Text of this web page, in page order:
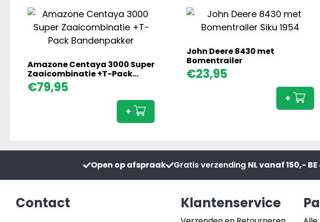
Amazone Centaya 3000 Super
Zaaicombinatie +T-Pack
Bandenpakker
€79,95
Super
+T-
Pack
Bandenpakker
+
John Deere 8430 met
Bomentrailer
€23,95
+
Open op afspraak Gratis verzending NL vanaf 150,-
Contact Klantenservice